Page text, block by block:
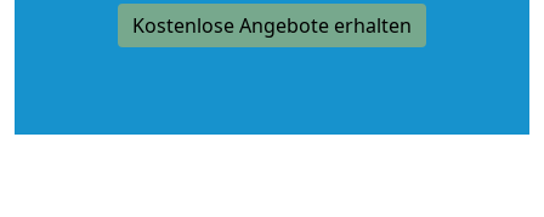
Kostenlose Angebote erhalten